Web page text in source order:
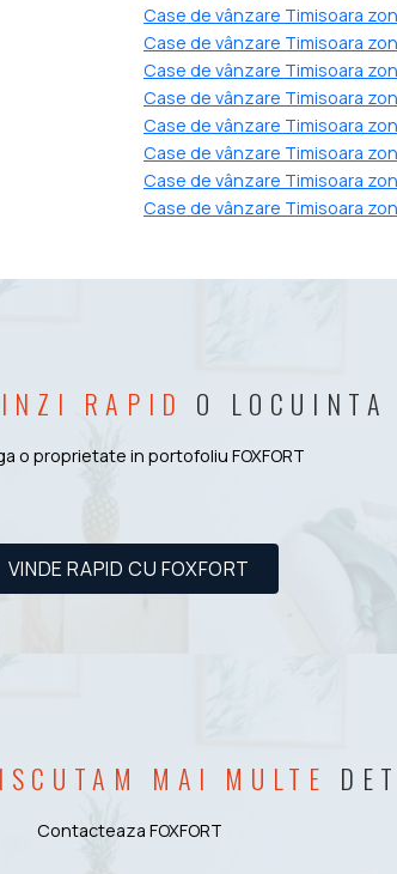
Case de vânzare Timisoara
Case de vânzare Timisoara
Case de vânzare Timisoara
Case de vânzare Timisoara
Case de vânzare Timisoara
Case de vânzare Timisoara
Case de vânzare Timisoara
Case de vânzare Timisoara
RAPID O LOCUINTA
o proprietate in portofoliu FOXFORT
VINDE RAPID CU FOXFORT
MAI MULTE
Contacteaza FOXFORT